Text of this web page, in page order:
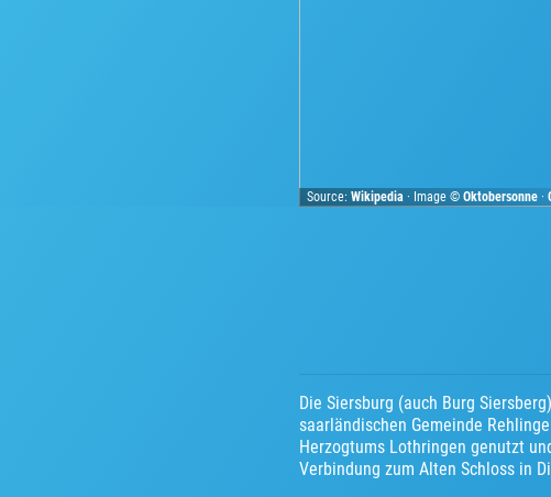
Source:Wikipedia · Image ©Oktobersonne ·
Die Siersburg (auch Burg
saarländischen Gemeinde
Herzogtums Lothringen genutzt
Verbindung zum Alten Schloss in